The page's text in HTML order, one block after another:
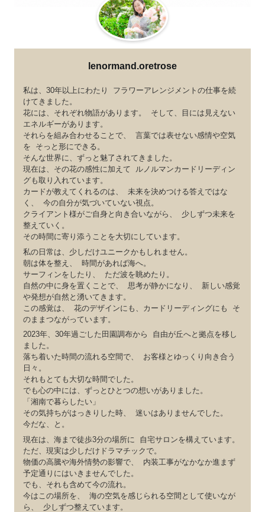
lenormand.oretrose
私は、30年以上にわたり フラワーアレンジメントの仕事を続
けてきました。
花には、それぞれ物語があります。 そして、目には見えない
エネルギーがあります。
それらを組み合わせることで、 言葉では表せない感情や空気
を そっと形にできる。
そんな世界に、ずっと魅了されてきました。
現在は、その花の感性に加えて ルノルマンカードリーディン
グも取り入れています。
カードが教えてくれるのは、 未来を決めつける答えではな
く、 今の自分が気づいていない視点。
クライアント様がご自身と向き合いながら、 少しずつ未来を
整えていく。
その時間に寄り添うことを大切にしています。
私の日常は、少しだけユニークかもしれません。
朝は体を整え、 時間があれば海へ。
サーフィンをしたり、 ただ波を眺めたり。
自然の中に身を置くことで、 思考が静かになり、 新しい感覚
や発想が自然と湧いてきます。
この感覚は、 花のデザインにも、カードリーディングにも そ
のままつながっています。
2023年、30年過ごした田園調布から 自由が丘へと拠点を移し
ました。
落ち着いた時間の流れる空間で、 お客様とゆっくり向き合う
日々。
それもとても大切な時間でした。
でも心の中には、ずっとひとつの想いがありました。
「湘南で暮らしたい」
その気持ちがはっきりした時、 迷いはありませんでした。
今だな、と。
現在は、海まで徒歩3分の場所に 自宅サロンを構えています。
ただ、現実は少しだけドラマチックで。
物価の高騰や海外情勢の影響で、 内装工事がなかなか進まず
予定通りにはいきませんでした。
でも、それも含めて今の流れ。
今はこの場所を、 海の空気を感じられる空間として使いなが
ら、 少しずつ整えています。